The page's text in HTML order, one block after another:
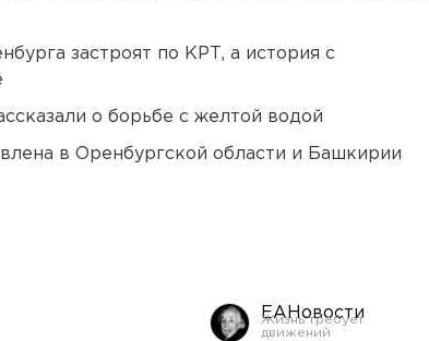
застроят по КРТ, а история с
о борьбе с желтой водой
в Оренбургской области и Башкирии
ЕАНовости